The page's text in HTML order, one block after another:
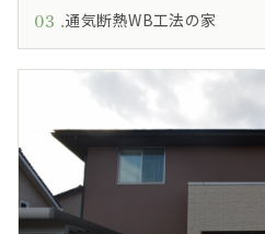
03 通気断熱WB工法の家